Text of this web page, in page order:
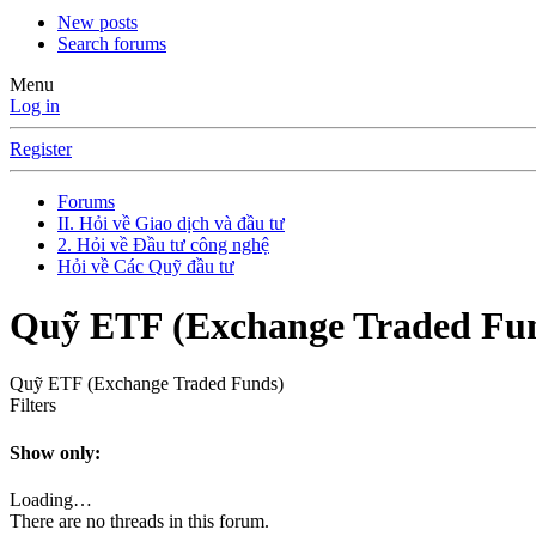
New posts
Search forums
Menu
Log in
Register
Forums
II. Hỏi về Giao dịch và đầu tư
2. Hỏi về Đầu tư công nghệ
Hỏi về Các Quỹ đầu tư
Quỹ ETF (Exchange Traded
Quỹ ETF (Exchange Traded Funds)
Filters
Show only:
Loading…
There are no threads in this forum.